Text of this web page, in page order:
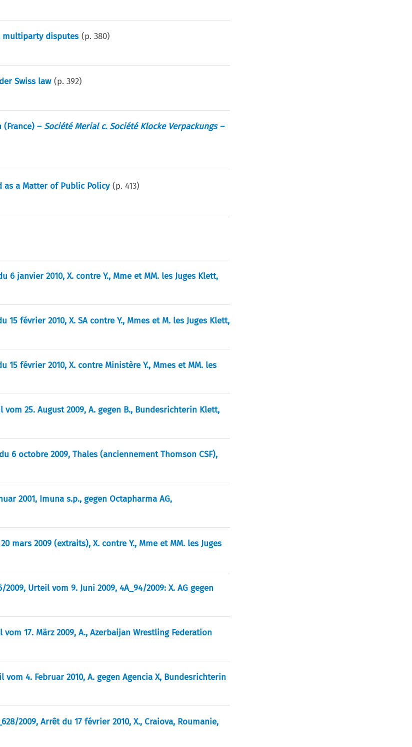
disputes (p.380)
Swiss law (p.392)
(France) –Société Merial c. Société Klocke Verpackungs –
as a Matter of Public Policy (p.413)
janvier 2010, X. contre Y., Mme et MM. les Juges Klett,
février 2010, X. SA contre Y., Mmes et M. les Juges Klett,
février 2010, X. contre Ministère Y., Mmes et MM. les
25. August 2009, A. gegen B., Bundesrichterin Klett,
6 octobre 2009, Thales (anciennement Thomson CSF),
2001, Imuna s.p., gegen Octapharma AG,
mars 2009 (extraits), X. contre Y., Mme et MM. les Juges
Urteil vom 9. Juni 2009, 4A_94/2009: X. AG gegen
17. März 2009, A., Azerbaijan Wrestling Federation
4. Februar 2010, A. gegen Agencia X, Bundesrichterin
2009, Arrêt du 17 février 2010, X., Craiova, Roumanie,